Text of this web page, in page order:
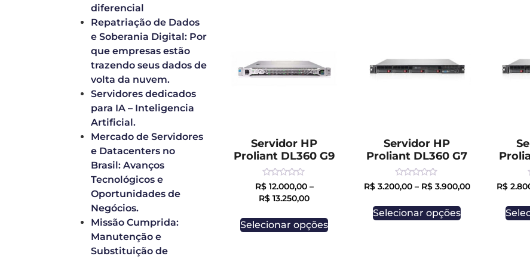
diferencial
Repatriação de Dados
e Soberania Digital: Por
que empresas estão
trazendo seus dados de
volta da nuvem.
Servidores dedicados
para IA – Inteligencia
Artificial.
Mercado de Servidores
e Datacenters no
Brasil: Avanços
Tecnológicos e
Oportunidades de
Negócios.
Missão Cumprida:
Manutenção e
Substituição de
Servidor HP
Proliant DL360 G9
Rated
0
out
R$12.000,00–
R$ 13.250,00
Selecionar opções
Servidor HP
Proliant DL360 G7
Rated
0
of
5
R$3.200,00– R$3.900,00
Selecionar opções
R$